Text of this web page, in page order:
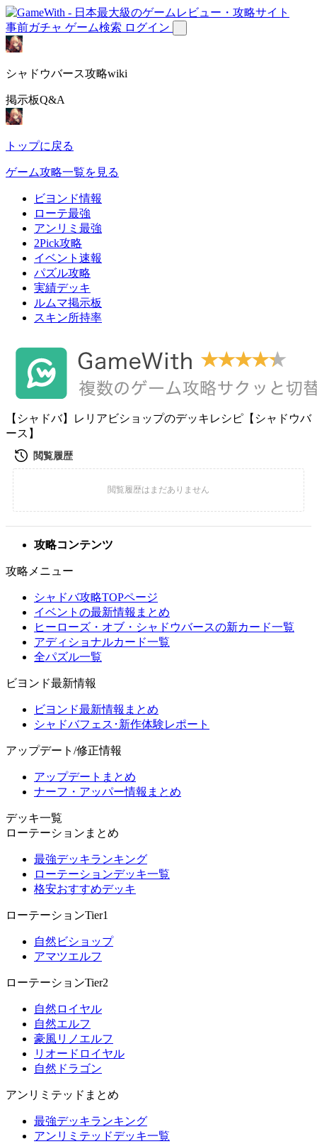
事前ガチャ ゲーム検索 ログイン
シャドウバース攻略wiki
掲示板Q&A
トップに戻る
ゲーム攻略一覧を見る
ビヨンド情報
ローテ最強
アンリミ最強
2Pick攻略
イベント速報
パズル攻略
実績デッキ
ルムマ掲示板
スキン所持率
【シャドバ】レリアビショップのデッキレシピ【シャドウバ
ース】
攻略コンテンツ
攻略メニュー
シャドバ攻略TOPページ
イベントの最新情報まとめ
ヒーローズ・オブ・シャドウバースの新カード一覧
アディショナルカード一覧
全パズル一覧
ビヨンド最新情報
ビヨンド最新情報まとめ
シャドバフェス･新作体験レポート
アップデート/修正情報
アップデートまとめ
ナーフ・アッパー情報まとめ
デッキ一覧
ローテーションまとめ
最強デッキランキング
ローテーションデッキ一覧
格安おすすめデッキ
ローテーションTier1
自然ビショップ
アマツエルフ
ローテーションTier2
自然ロイヤル
自然エルフ
豪風リノエルフ
リオードロイヤル
自然ドラゴン
アンリミテッドまとめ
最強デッキランキング
アンリミテッドデッキ一覧